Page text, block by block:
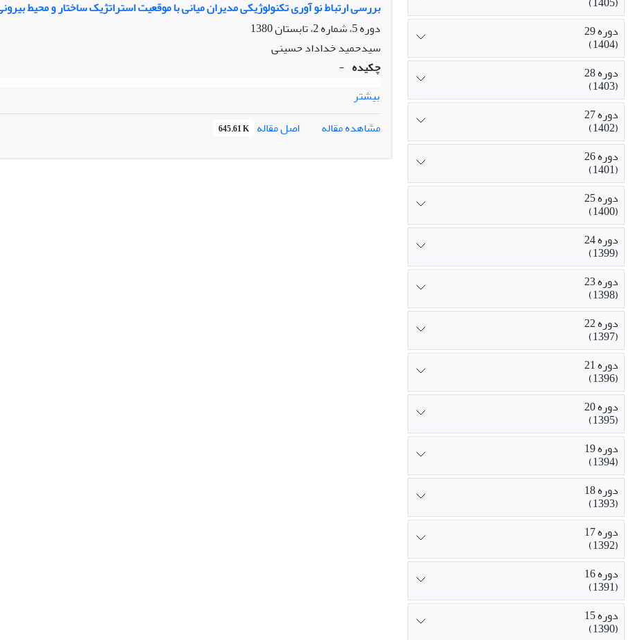
است. مدل مفهومی تحقیق حاضر، مشتمل بر قابلیتهای محیطی، قابلیتهای سازمانی،
جامعه آماری برای جمع‌آوری اطلاعات میدانی و تست مدل انتخاب شده است.
بررسی ارتباط نو آوری تکنولوژیکی مدیران میانی با موقعیت استراتژیک ساختار و محیط
دوره 5، شماره 2، تابستان 1380
سیدحمید خداداد حسینی
چکیده -
بیشتر
مشاهده مقاله
اصل مقاله 645.61 K
دوره 29
(1404)
دوره 28
(1403)
دوره 27
(1402)
دوره 26
(1401)
دوره 25
(1400)
دوره 24
(1399)
دوره 23
(1398)
دوره 22
(1397)
دوره 21
(1396)
دوره 20
(1395)
دوره 19
(1394)
دوره 18
(1393)
دوره 17
(1392)
دوره 16
(1391)
دوره 15
(1390)